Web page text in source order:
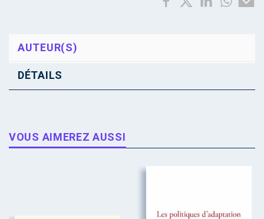
AUTEUR(S)
DÉTAILS
VOUS AIMEREZ AUSSI